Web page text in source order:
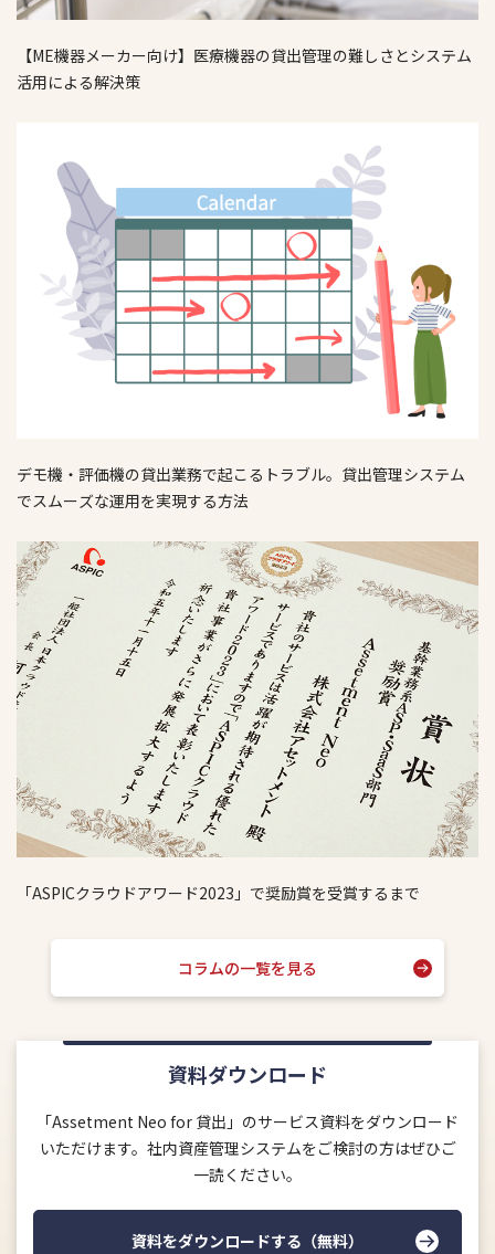
【ME機器メーカー向け】医療機器の貸出管理の難しさとシステム
活用による解決策
デモ機・評価機の貸出業務で起こるトラブル。貸出管理システム
でスムーズな運用を実現する方法
「ASPICクラウドアワード2023」で奨励賞を受賞するまで
コラムの一覧を見る
資料ダウンロード
「Assetment Neo for 貸出」のサービス資料をダウンロード
いただけます。社内資産管理システムをご検討の方はぜひご
一読ください。
資料をダウンロードする（無料）